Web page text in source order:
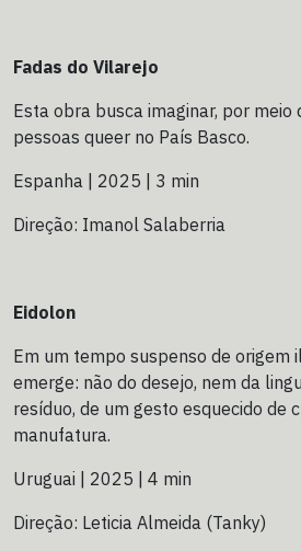
Fadas do Vilarejo
Esta obra busca imaginar, por meio
pessoas queer no País Basco.
Espanha | 2025 | 3 min
Direção: Imanol Salaberria
Eidolon
Em um tempo suspenso de origem
emerge: não do desejo, nem da
resíduo, de um gesto esquecido de
manufatura.
Uruguai | 2025 | 4 min
Direção: Leticia Almeida (Tanky)